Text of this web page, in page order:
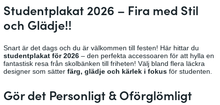
k
a
t
Studentplakat 2026 – Fira med Stil
och Glädje!!
Snart är det dags och du är välkommen till festen! Här hittar du
studentplakat för 2026 – den perfekta accessoaren för att hylla en
fantastisk resa från skolbänken till friheten! Välj bland flera läckra
designer som sätterfärg, glädje och kärlek i fokus för studenten.
Gör det Personligt & Oförglömligt